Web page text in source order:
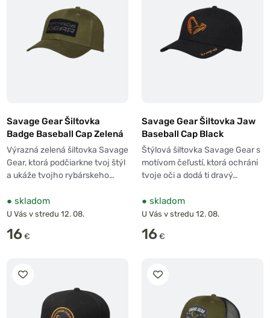
Savage Gear Šiltovka
Badge Baseball Cap Zelená
Výrazná zelená šiltovka Savage
Gear, ktorá podčiarkne tvoj štýl
a ukáže tvojho rybárskeho…
● skladom
U Vás v stredu 12. 08.
16 €
Savage Gear Šiltovka Jaw
Baseball Cap Black
Štýlová šiltovka Savage Gear s
motívom čeľustí, ktorá ochráni
tvoje oči a dodá ti dravý…
● skladom
U Vás v stredu 12. 08.
16 €